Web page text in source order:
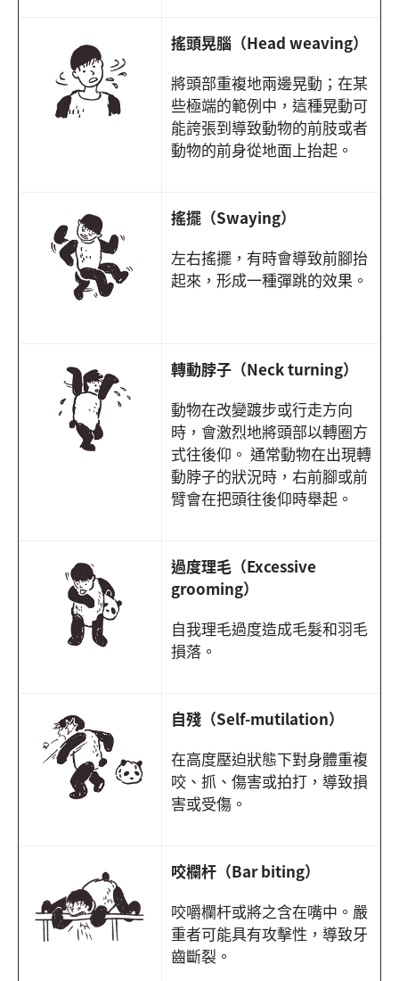
搖頭晃腦（Head weaving）
將頭部重複地兩邊晃動；在某
些極端的範例中，這種晃動可
能誇張到導致動物的前肢或者
動物的前身從地面上抬起。
搖擺（Swaying）
左右搖擺，有時會導致前腳抬
起來，形成一種彈跳的效果。
轉動脖子（Neck turning）
動物在改變踱步或行走方向
時，會激烈地將頭部以轉圈方
式往後仰。 通常動物在出現轉
動脖子的狀況時，右前腳或前
臂會在把頭往後仰時舉起。
過度理毛（Excessive
grooming）
自我理毛過度造成毛髮和羽毛
損落。
自殘（Self-mutilation）
在高度壓迫狀態下對身體重複
咬、抓、傷害或拍打，導致損
害或受傷。
咬欄杆（Bar biting）
咬嚼欄杆或將之含在嘴中。嚴
重者可能具有攻擊性，導致牙
齒斷裂。